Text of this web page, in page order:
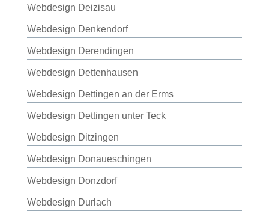
Webdesign Deizisau
Webdesign Denkendorf
Webdesign Derendingen
Webdesign Dettenhausen
Webdesign Dettingen an der Erms
Webdesign Dettingen unter Teck
Webdesign Ditzingen
Webdesign Donaueschingen
Webdesign Donzdorf
Webdesign Durlach